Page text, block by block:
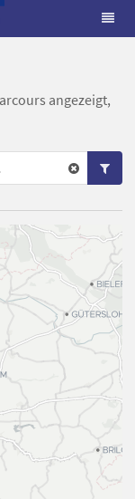
angezeigt,